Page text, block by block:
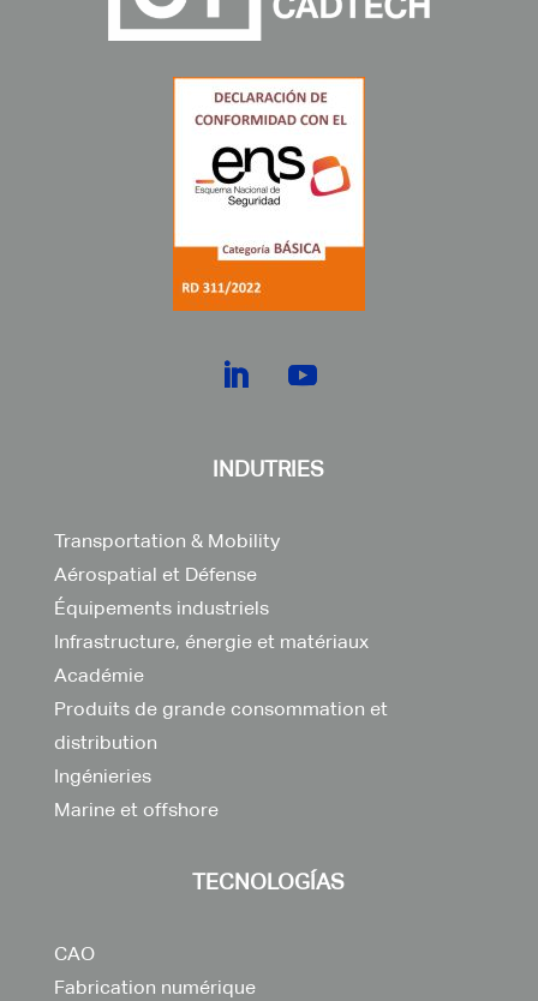
INDUTRIES
Transportation & Mobility
Aérospatial et Défense
Équipements industriels
Infrastructure, énergie et matériaux
Académie
Produits de grande consommation et
distribution
Ingénieries
Marine et offshore
TECNOLOGÍAS
CAO
Fabrication numérique